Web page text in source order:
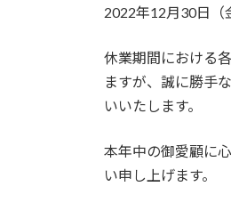
2022年12月30日（
休業期間における
ますが、誠に勝手
いいたします。
本年中の御愛顧に
い申し上げます。